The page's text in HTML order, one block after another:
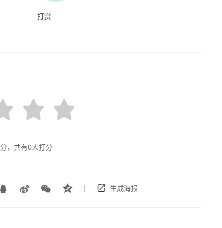
打赏
分，共有0人打分
| 生成海报